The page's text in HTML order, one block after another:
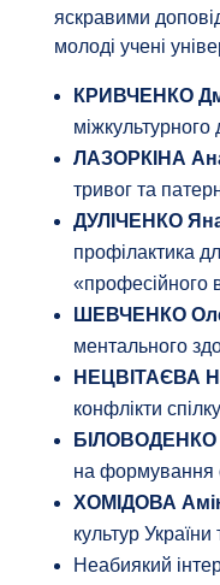
яскравими
молоді учені
КРИВЧЕНКО
міжкультурного
ЛАЗОРКІНА
тривог та
ДУЛІЧЕНКО
профілактика
«професійного
ШЕВЧЕНКО
ментального
НЕЦВІТАЄВА
конфлікти
на формування
ХОМІДОВА
культур України
Неабиякий